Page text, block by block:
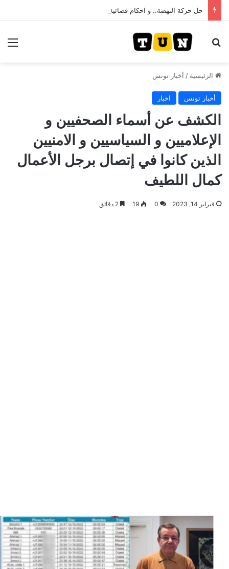
بحث عن
الرئيسية / أخبار تونس
أخبار تونس اخبار
الكشف عن أسماء الصحفيين و
الإعلاميين و السياسيين و الامنيين
الذين كانوا في إتصال برجل الأعمال
كمال اللطيف
فبراير 14, 2023 0
19